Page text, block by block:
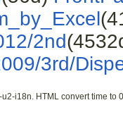
2nd
3rd/
i18n. HTML convert time to